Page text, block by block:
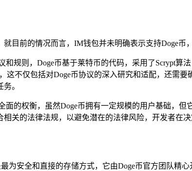
目前的情况而言，IM钱包并未明确表示支持Doge币
规则，Doge币基于莱特币的代码，采用了Scrypt算
不仅包括对Doge币协议的深入研究和适配，还需要
。
的权衡，虽然Doge币拥有一定规模的用户基础，
关的法律法规，以避免潜在的法律风险，开发者在决
为安全和直接的存储方式，它由Doge币官方团队精